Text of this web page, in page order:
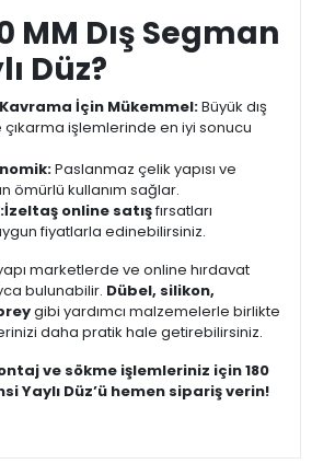
MM Dış Segman
Düz?
İçin Mükemmel:Büyük dış
işlemlerinde en iyi sonucu
Paslanmaz çelik yapısı ve
ömürlü kullanım sağlar.
İzeltaş online satışfırsatları
fiyatlarla edinebilirsiniz.
marketlerde ve online hırdavat
bulunabilir. Dübel, silikon,
gibi yardımcı malzemelerle birlikte
daha pratik hale getirebilirsiniz.
ve sökme işlemleriniz için 180
Yaylı Düz’ü hemen sipariş verin!